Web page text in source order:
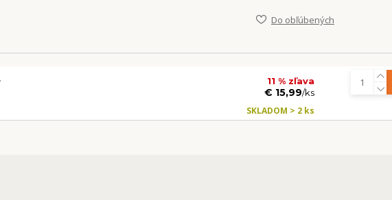
Do obľúbených
11 % zľava
€ 15,99/ks
SKLADOM > 2 ks